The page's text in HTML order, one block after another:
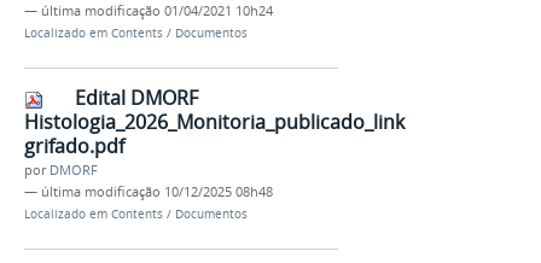
— última modificação 01/04/2021 10h24
Localizado em Contents / Documentos
Edital DMORF
Histologia_2026_Monitoria_publicado_link
grifado.pdf
por DMORF
— última modificação 10/12/2025 08h48
Localizado em Contents / Documentos